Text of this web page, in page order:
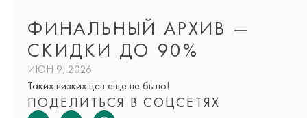
ФИНАЛЬНЫЙ АРХИВ —
СКИДКИ ДО 90%
ИЮН 9, 2026
Таких низких цен еще не было!
ПОДЕЛИТЬСЯ В СОЦСЕТЯХ